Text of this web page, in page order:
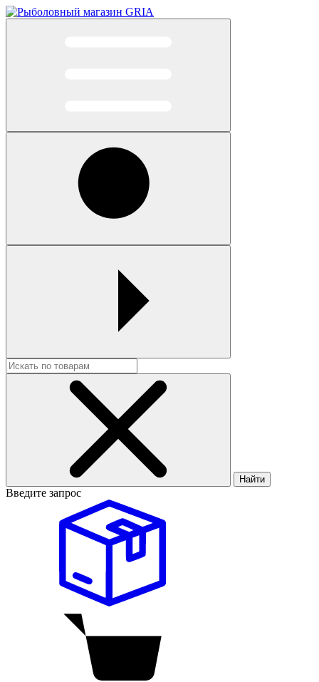
Найти
Введите запрос